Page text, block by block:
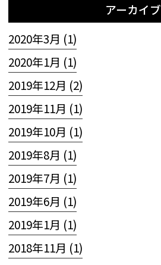
アーカイブ
2020年3月 (1)
2020年1月 (1)
2019年12月 (2)
2019年11月 (1)
2019年10月 (1)
2019年8月 (1)
2019年7月 (1)
2019年6月 (1)
2019年1月 (1)
2018年11月 (1)